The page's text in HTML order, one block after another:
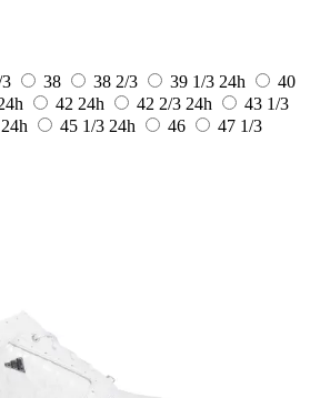
38 38 2/3 39 1/3 24h
40
42 24h 42 2/3 24h
43 1/3
24h 45 1/3 24h 46
47 1/3